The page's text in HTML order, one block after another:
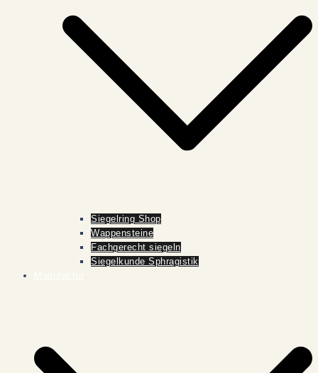
Siegelring Shop
Wappensteine
Fachgerecht siegeln
Siegelkunde Sphragistik